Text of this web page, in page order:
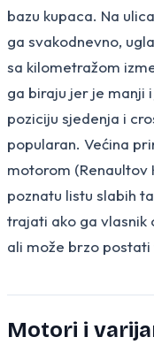
bazu kupaca. Na
ga svakodnevno,
sa kilometražom
ga biraju jer je manji
poziciju sjedenja i
popularan. Većina
motorom (Renaultov
poznatu listu slabih
trajati ako ga vlasnik
ali može brzo
Motori i